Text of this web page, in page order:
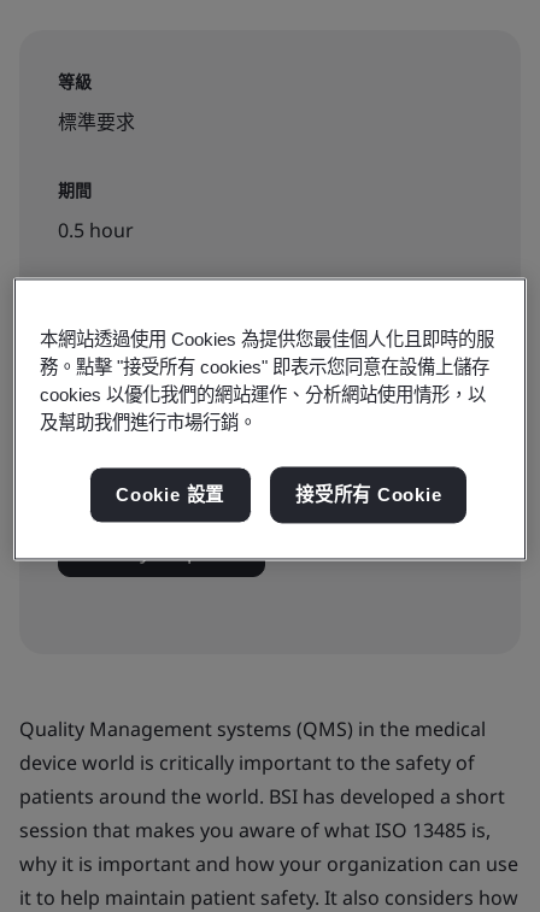
等級
標準要求
期間
0.5 hour
可報名:
線上隨選課程
NT$2500
Book your place
Quality Management systems (QMS) in the medical
device world is critically important to the safety of
patients around the world. BSI has developed a short
session that makes you aware of what ISO 13485 is,
why it is important and how your organization can use
it to help maintain patient safety. It also considers how
本網站透過使用 Cookies 為提供您最佳個人化且即時的服
務。點擊 "接受所有 cookies" 即表示您同意在設備上儲存
cookies 以優化我們的網站運作、分析網站使用情形，以
及幫助我們進行市場行銷。
Cookie 設置 接受所有 Cookie